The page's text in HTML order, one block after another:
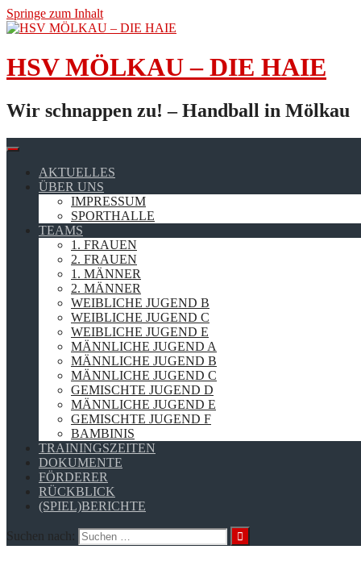
Springe zum Inhalt
HSV MÖLKAU – DIE HAIE
Wir schnappen zu! – Handball in Mölkau
AKTUELLES
ÜBER UNS
IMPRESSUM
SPORTHALLE
TEAMS
1. FRAUEN
2. FRAUEN
1. MÄNNER
2. MÄNNER
WEIBLICHE JUGEND B
WEIBLICHE JUGEND C
WEIBLICHE JUGEND E
MÄNNLICHE JUGEND A
MÄNNLICHE JUGEND B
MÄNNLICHE JUGEND C
GEMISCHTE JUGEND D
MÄNNLICHE JUGEND E
GEMISCHTE JUGEND F
BAMBINIS
TRAININGSZEITEN
DOKUMENTE
FÖRDERER
RÜCKBLICK
(SPIEL)BERICHTE
Suchen nach: